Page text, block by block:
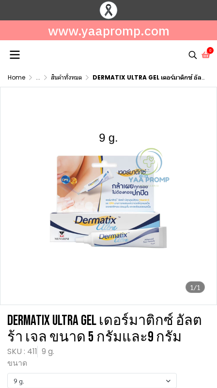
www.yaapromp.com
0
Home ... สินค้าทั้งหมด DERMATIX ULTRA GEL เดอร์มาติกซ์ อัลตร้า เจล ขนาด 5 กรัมและ9 กรัม
1/1
DERMATIX ULTRA GEL เดอร์มาติกซ์ อัลต
ร้า เจล ขนาด 5 กรัมและ9 กรัม
SKU : 411 9 g.
ขนาด
9 g.